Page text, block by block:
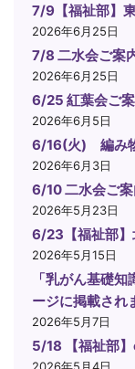
7/9【福祉部】
2026年6月25日
7/8 二水会ご案
2026年6月25日
6/25 紅葉会ご
2026年6月5日
6/16(火) 編み
2026年6月3日
6/10 二水会ご案
2026年5月23日
6/23【福祉部】
2026年5月15日
「乳がん基礎
ージに掲載され
2026年5月7日
5/18 【福祉部